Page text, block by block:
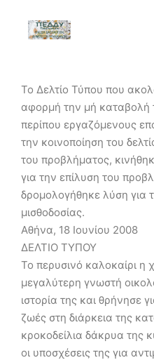
Το Δελτίο Τύπου που
αφορμή την μή καταβολή
περίπου εργαζόμενους
την κοινοποίηση του
του προβλήματος,
για την επίλυση του
δρομολογήθηκε λύση για
μισθοδοσίας.
Αθήνα, 18 Ιουνίου 2008
ΔΕΛΤΙΟ ΤΥΠΟΥ
Το περυσινό καλοκαίρι η
μεγαλύτερη γνωστή
ιστορία της και θρήνησε
ζωές στη διάρκεια της
κροκοδείλια δάκρυα της
οι υποσχέσεις της για